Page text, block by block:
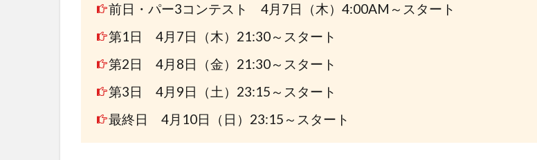
前日・パー3コンテスト
4月7日（木）4:00AM～スタート
第1日 4月7日（木）21:30～スタート
第2日
4月8日（金）21:30～スタート
第3日
4月9日（土）23:15～スタート
最終日
4月10日（日）23:15～スタート